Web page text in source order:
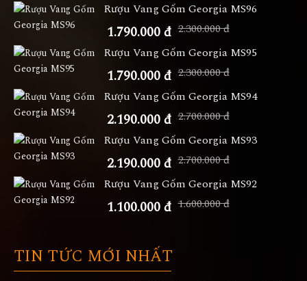
Rượu Vang Gốm Georgia MS96
1.790.000 đ 2.300.000 đ
Rượu Vang Gốm Georgia MS95
1.790.000 đ 2.300.000 đ
Rượu Vang Gốm Georgia MS94
2.190.000 đ 2.700.000 đ
Rượu Vang Gốm Georgia MS93
2.190.000 đ 2.700.000 đ
Rượu Vang Gốm Georgia MS92
1.100.000 đ 1.600.000 đ
TIN TỨC MỚI NHẤT